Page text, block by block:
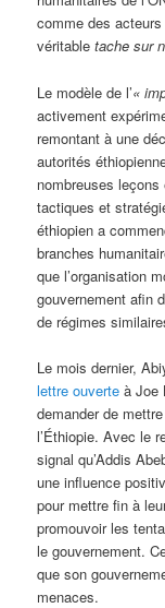
comme des
véritabletache sur
Le modèle de l’«
activement
remontant à une
autorités
nombreuses
tactiques et
éthiopien a
branches
que l’organisation
gouvernement afin
de régimes
Le mois dernier,
lettre ouverte à Joe
demander de
l’Éthiopie. Avec le
signal qu’Addis
une influence
pour mettre fin à
promouvoir les
le gouvernement.
que son
menaces.